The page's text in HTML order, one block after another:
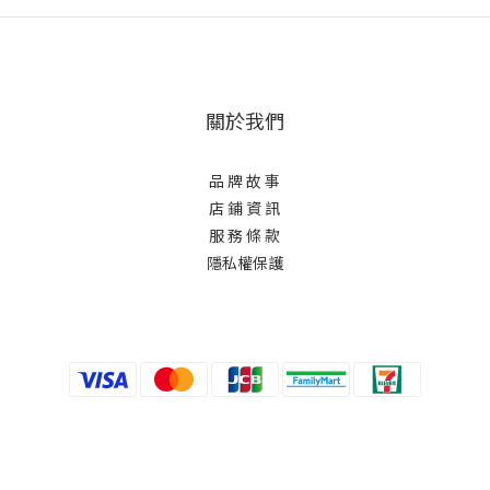
關於我們
品 牌 故 事
店 鋪 資 訊
服 務 條 款
隱私權保護